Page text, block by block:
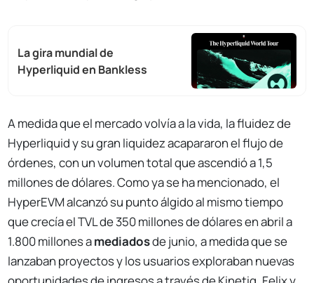
La gira mundial de
Hyperliquid en Bankless
A medida que el mercado volvía a la vida, la fluidez de
Hyperliquid y su gran liquidez acapararon el flujo de
órdenes, con un volumen total que ascendió a 1,5
millones de dólares. Como ya se ha mencionado, el
HyperEVM alcanzó su punto álgido al mismo tiempo
que crecía el TVL de 350 millones de dólares en abril a
1.800 millones amediadosde junio, a medida que se
lanzaban proyectos y los usuarios exploraban nuevas